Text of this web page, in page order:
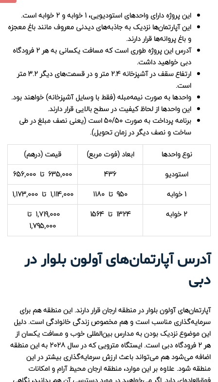
این پروژه دارای واحدهای استودیویی، 1 خوابه و 2 خوابه است.
این آپارتمان‌ها نزدیک به جاذبه‌های دیدنی معروف مانند باغ معجزه
و باغ پروانه‌ها قرار دارند.
آدرس این پروژه طوری است که مسافت یکسانی به هر 2 فرودگاه
دبی خواهید داشت.
ارتفاع سقف در آشپزخانه 2.4 متر و در قسمت‌های دیگر 3.2 متر
است.
واحدها به صورت نیمه‌مبله (فقط با وسایل آشپزخانه) خواهند بود.
این واحدها از لحاظ کیفیت در سطح بالایی قرار دارند.
برنامه پرداخت به صورت 50/50 است (یعنی نصف مبلغ در طی
ساخت و نصف دیگر در زمان تحویل).
نوع واحدها
ابعاد (فوت مربع)
قیمت (درهم)
استودیو
436
635,000 تا 656,000
1 خوابه
950 تا 1180
1,114,000 تا 1,173,000
2 خوابه
1324 تا 1564
1,719,000 تا
1,795,000
آدرس آپارتمان‌های آولون بلوار در
دبی
آپارتمان‌های آولون بلوار در منطقه ارجان قرار دارند. این منطقه هم برای
سرمایه‌گذاری مناسب است و هم مخصوص زندگی خانوادگی است. دلیل
این موضوع نزدیک بودن به مدارس بین‌المللی خوب و مسافت یکسان از
هر 2 فرودگاه دبی است. ایستگاه مترویی که در سال 2028 به این منطقه
اضافه می‌شود هم می‌تواند باعث ارزش سرمایه‌گذاری بیشتر در این
منطقه شود. علاوه بر این موارد، منطقه ارجان محیط آرام و امکانات